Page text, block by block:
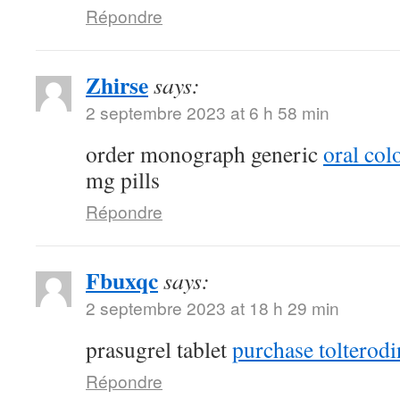
Répondre
Zhirsesays:
2 septembre 2023 at 6 h 58 min
order monograph genericoral
mg pills
Répondre
Fbuxqcsays:
2 septembre 2023 at 18 h 29 min
prasugrel tabletpurchase
Répondre